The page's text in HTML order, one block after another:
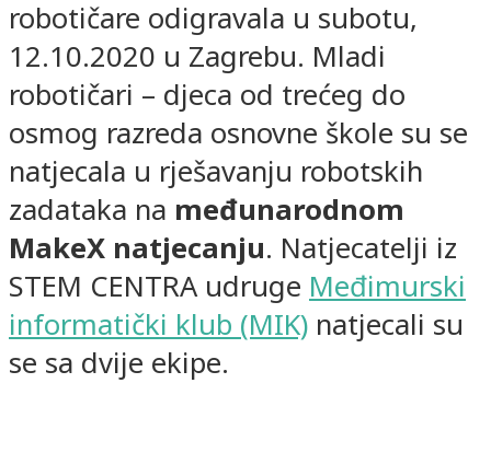
robotičare odigravala u subotu,
12.10.2020 u Zagrebu. Mladi
robotičari – djeca od trećeg do
osmog razreda osnovne škole su se
natjecala u rješavanju robotskih
zadataka na međunarodnom
MakeX natjecanju. Natjecatelji iz
STEM CENTRA udruge Međimurski
informatički klub (MIK) natjecali su
se sa dvije ekipe.